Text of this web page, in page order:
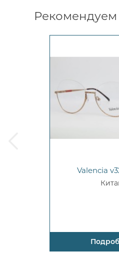
Рекомендуем
Valencia